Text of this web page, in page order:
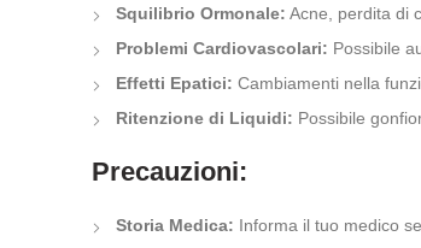
Squilibrio Ormonale: Acne, perdita di
Problemi Cardiovascolari: Possibile
Effetti Epatici: Cambiamenti nella
Ritenzione di Liquidi: Possibile
Precauzioni:
Storia Medica: Informa il tuo medico